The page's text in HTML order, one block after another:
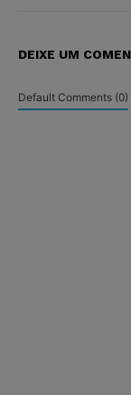
DEIXE UM
Default Comments (0)